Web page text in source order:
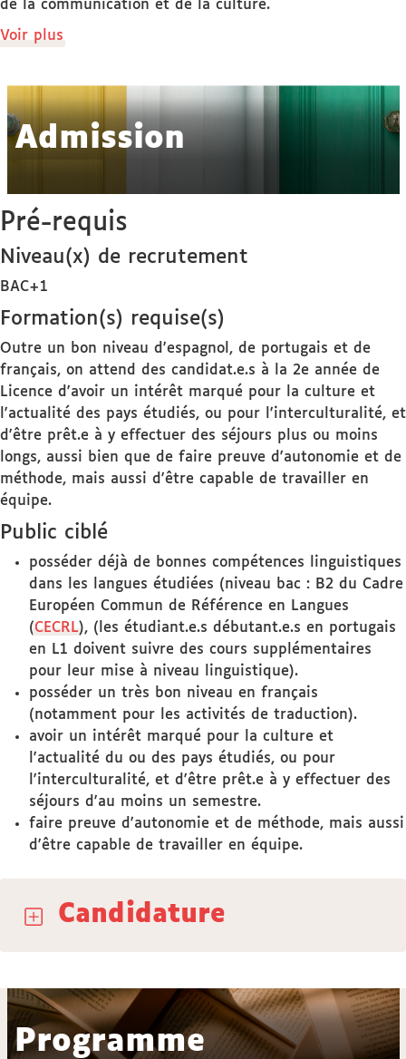
de la communication et de la culture.
Voir plus
Admission
Pré-requis
Niveau(x) de recrutement
BAC+1
Formation(s) requise(s)
Outre un bon niveau d'espagnol, de portugais et de
français, on attend des candidat.e.s à la 2e année de
Licence d'avoir un intérêt marqué pour la culture et
l'actualité des pays étudiés, ou pour l'interculturalité, et
d'être prêt.e à y effectuer des séjours plus ou moins
longs, aussi bien que de faire preuve d'autonomie et de
méthode, mais aussi d'être capable de travailler en
équipe.
Public ciblé
posséder déjà de bonnes compétences linguistiques
dans les langues étudiées (niveau bac : B2 du Cadre
Européen Commun de Référence en Langues
(CECRL), (les étudiant.e.s débutant.e.s en portugais
en L1 doivent suivre des cours supplémentaires
pour leur mise à niveau linguistique).
posséder un très bon niveau en français
(notamment pour les activités de traduction).
avoir un intérêt marqué pour la culture et
l'actualité du ou des pays étudiés, ou pour
l'interculturalité, et d'être prêt.e à y effectuer des
séjours d'au moins un semestre.
faire preuve d'autonomie et de méthode, mais aussi
d'être capable de travailler en équipe.
Candidature
Programme